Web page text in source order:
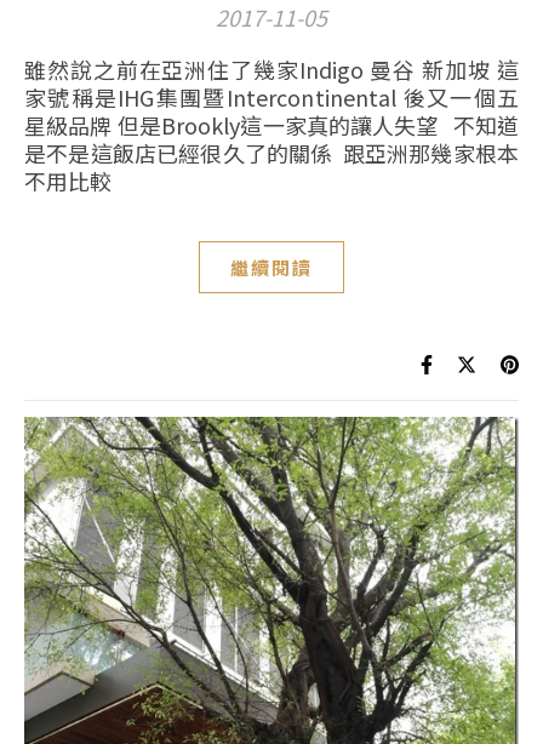
2017-11-05
雖然說之前在亞洲住了幾家Indigo 曼谷 新加坡 這
家號稱是IHG集團暨Intercontinental 後又一個五
星級品牌 但是Brookly這一家真的讓人失望 不知道
是不是這飯店已經很久了的關係 跟亞洲那幾家根本
不用比較
繼續閱讀